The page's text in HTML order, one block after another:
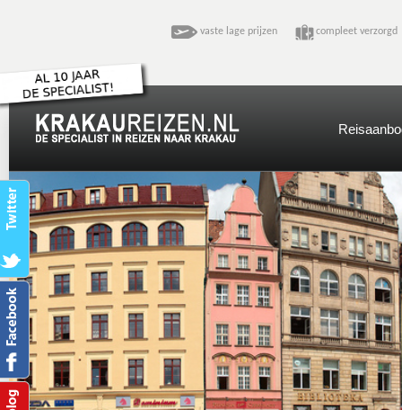
vaste lage prijzen compleet